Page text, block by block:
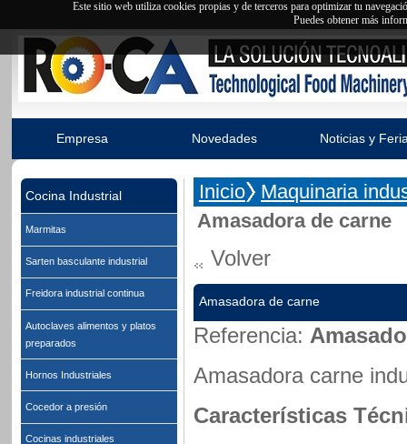
Este sitio web utiliza cookies propias y de terceros para optimizar tu
Puedes obtener más
Empresa Novedades Noticias y
Cocina Industrial
Marmitas
Sarten basculante industrial
Freidora industrial continua
Autoclaves alimentos y platos
preparados
Hornos Industriales
Cocedor a presión
Cocinas industriales
Inicio
Maquinaria
Amasadora de carne
Volver
Amasadora de carne
Referencia:
Amasadora carne
Características